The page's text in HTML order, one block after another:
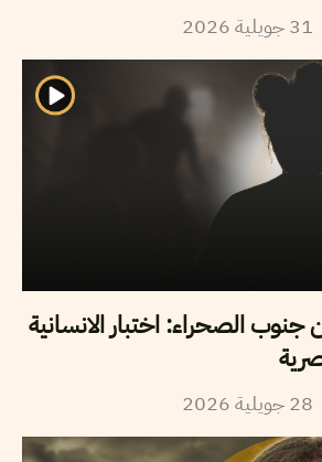
31 جويلية2026
الصحراء: اختبار الانسانية
28 جويلية2026